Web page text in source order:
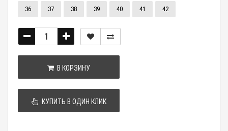
36 37 38 39 40 41 42
В КОРЗИНУ
КУПИТЬ В ОДИН КЛИК